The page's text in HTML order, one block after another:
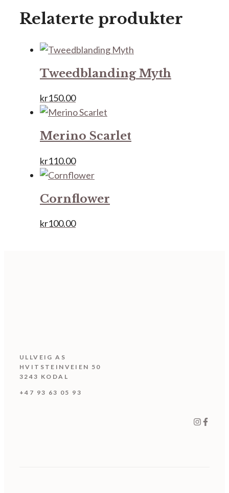
Relaterte produkter
Tweedblanding Myth
kr150.00
Merino Scarlet
kr110.00
Cornflower
kr100.00
ULLVEIG AS
HVITSTEINVEIEN 50
3243 KODAL
+47 93 63 05 93